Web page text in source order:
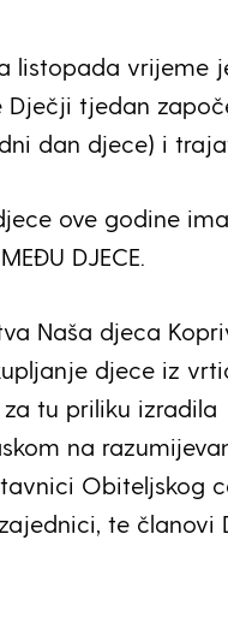
listopada vrijeme
Dječji tjedan
dan djece) i
ove godine
DJECE.
Naša djeca
djece iz
tu priliku
na
Obiteljskog
te
.